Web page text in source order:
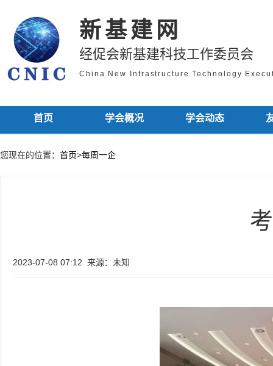
新基建网
经促会新基建科技工作委员会
China New Infrastructure Technology
首页 学会概况 学会动态
您现在的位置： 首页>每周一企
2023-07-08 07:12 来源：未知